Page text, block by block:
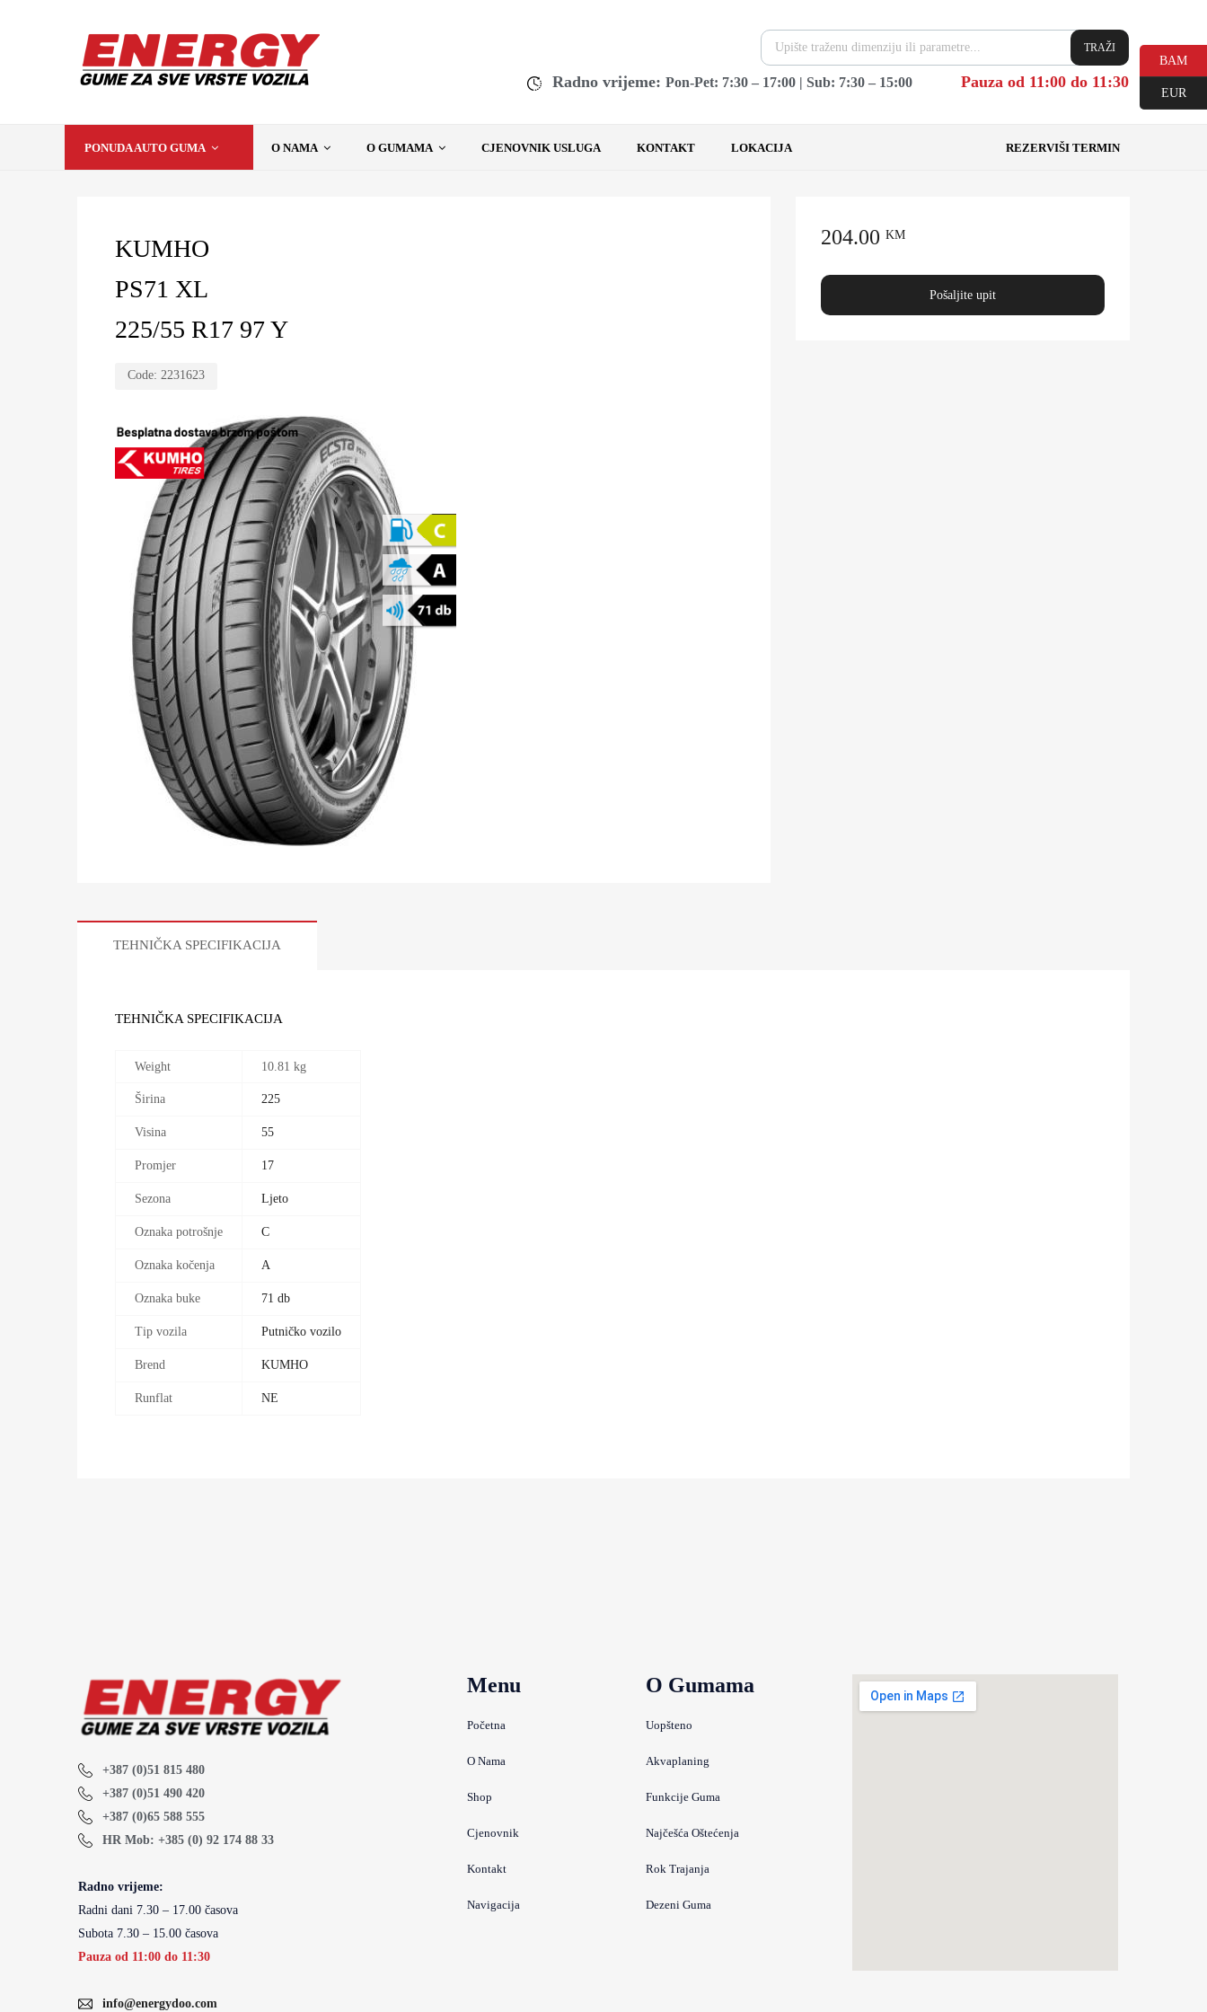
TRAŽI
Radno vrijeme: Pon-Pet: 7:30 – 17:00 | Sub: 7:30 – 15:00 Pauza od 11:00 do 11:30
PONUDA AUTO GUMA O NAMA O GUMAMA CJENOVNIK USLUGA KONTAKT LOKACIJA REZERVIŠI TERMIN
KUMHO
PS71 XL
225/55 R17 97 Y
Code: 2231623
204.00 KM
Pošaljite upit
TEHNIČKA SPECIFIKACIJA
TEHNIČKA SPECIFIKACIJA
Weight 10.81 kg
Širina 225
Visina 55
Promjer 17
Sezona Ljeto
Oznaka potrošnje C
Oznaka kočenja A
Oznaka buke 71 db
Tip vozila Putničko vozilo
Brend KUMHO
Runflat NE
+387 (0)51 815 480
+387 (0)51 490 420
+387 (0)65 588 555
HR Mob: +385 (0) 92 174 88 33
Radno vrijeme:
Radni dani 7.30 – 17.00 časova
Subota 7.30 – 15.00 časova
Pauza od 11:00 do 11:30
info@energydoo.com
Menu
Početna
O Nama
Shop
Cjenovnik
Kontakt
Navigacija
O Gumama
Uopšteno
Akvaplaning
Funkcije Guma
Najčešća Oštećenja
Rok Trajanja
Dezeni Guma
BAM
EUR